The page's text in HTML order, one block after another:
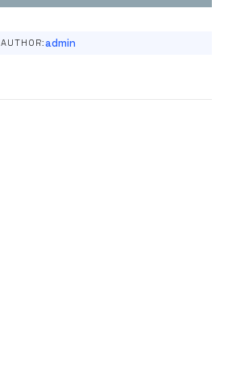
AUTHOR:admin